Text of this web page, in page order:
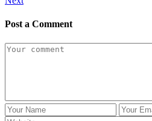
Post a Comment